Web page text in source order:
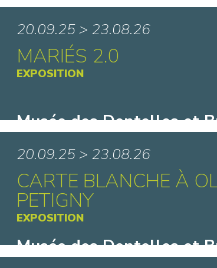
20.09.25 > 23.08.26
MARIÉS 2.0
EXPOSITION
Musée des Dentelles et
20.09.25 > 23.08.26
CARTE BLANCHE À
PETIGNY
EXPOSITION
Musée des Dentelles et